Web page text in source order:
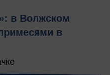
в Волжском
в